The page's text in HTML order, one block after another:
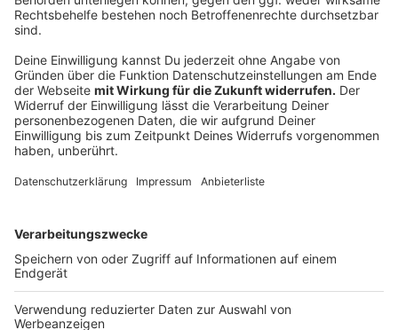
Anzeige
Instagram| Facebook|WhatsApp-Kanal
Anzeige